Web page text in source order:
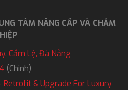
TÂM NÂNG CẤP VÀ CHĂM
Cẩm Lệ, Đà Nẵng
(Chinh)
Retrofit & Upgrade For Luxury